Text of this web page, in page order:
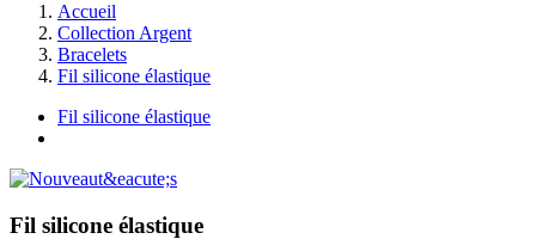
Accueil
Collection Argent
Bracelets
Fil silicone élastique
Fil silicone élastique
Fil silicone élastique